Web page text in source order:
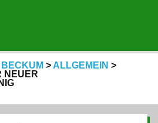
> ALLGEMEIN >
NEUER